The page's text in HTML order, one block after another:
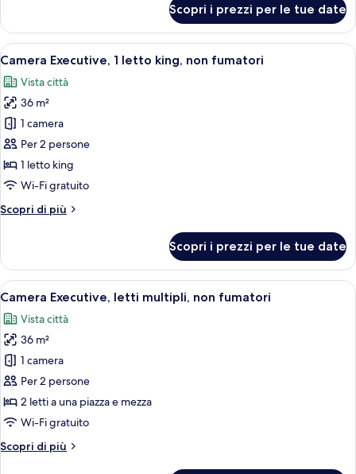
Deluxe,
letti
multipli
Scopri i prezzi per le tue date
Apri
tutte
le
foto
per
Camera
Executive,
1
king,
Camera d'albergo con un letto
4
Camera Executive, 1 letto king, non fumatori
Vista città
36 m²
1 camera
Per 2 persone
1 letto king
Wi-Fi gratuito
Scopri di più
Altri
Executive,
letto
non
fumatori
Scopri i prezzi per le tue date
Apri
tutte
le
foto
per
Camera
Executive,
letti
multipli,
non
Biancheria da letto di alta qualità,
4
Camera Executive, letti multipli, non fumatori
Vista città
36 m²
1 camera
Per 2 persone
2 letti a una piazza e mezza
Wi-Fi gratuito
Scopri di più
Altri